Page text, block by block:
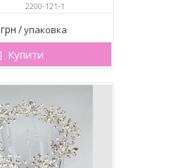
2200-121-1
грн /упаковка
Купити